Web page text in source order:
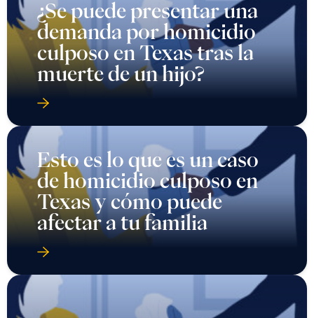
¿Se puede presentar una
demanda por homicidio
culposo en Texas tras la
muerte de un hijo?
Esto es lo que es un caso
de homicidio culposo en
Texas y cómo puede
afectar a tu familia